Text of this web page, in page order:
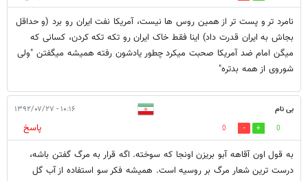
نامرد تر و پست تر از همین روس ها نیست، آمریکا نفت ایران رو برد (و حداقل
بجاش به ایران قدرت داد) اینا فقط خاک ایران رو تکه تکه کردن، کسانی که
میگن امام ضد آمریکا صحبت میکرد چطور یادشون رفته همیشه میگفتن "ولی
شوروی از همه بدتره"
بی نام ۱۰:۱۶ - ۱۳۹۲/۰۷/۲۷
0
0
پاسخ
به قول اون آقاهه آبو بریزن اونجا که سوخته. اگه قرار به مرگ گفتن باشه،
درست ترین شعار مرگ بر روسیه است. همیشه فکر سو استفاده از آب گل